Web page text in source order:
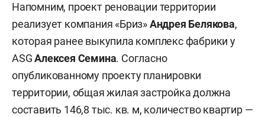
Напомним, проект реновации территории
реализует компания «Бриз»Андрея Белякова,
которая ранее выкупила комплекс фабрики у
ASGАлексея Семина. Согласно
опубликованному проекту планировки
территории, общая жилая застройка должна
составить 146,8 тыс. кв. м, количество квартир —